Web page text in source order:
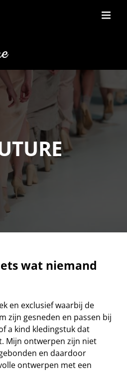
wat niemand
en exclusief waarbij de
zijn gesneden en passen bij
a kind kledingstuk dat
Mijn ontwerpen zijn niet
en daardoor
ontwerpen met een